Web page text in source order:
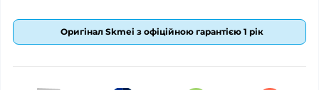
Оригінал Skmei з офіційною гарантією 1 рік